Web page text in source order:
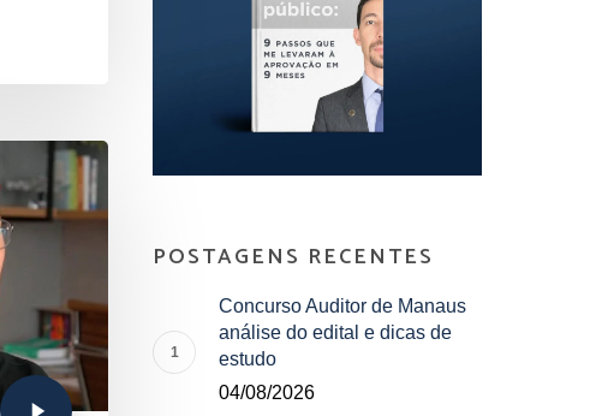
POSTAGENS RECENTES
Concurso Auditor de Manaus
análise do edital e dicas de
estudo
04/08/2026